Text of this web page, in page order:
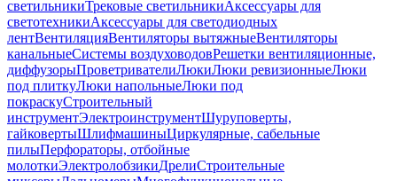
светильникиТрековые светильникиАксессуары для
светотехникиАксессуары для светодиодных
лентВентиляцияВентиляторы вытяжныеВентиляторы
канальныеСистемы воздуховодовРешетки вентиляционные,
диффузорыПроветривателиЛюкиЛюки ревизионныеЛюки
под плиткуЛюки напольныеЛюки под
покраскуСтроительный
инструментЭлектроинструментШуруповерты,
гайковертыШлифмашиныЦиркулярные, сабельные
пилыПерфораторы, отбойные
молоткиЭлектролобзикиДрелиСтроительные